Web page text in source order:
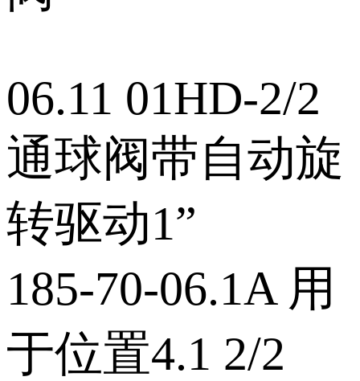
06.11 01HD‑2/2
通球阀带自动旋
转驱动1”
185‑70‑06.1A 用
于位置4.1 2/2